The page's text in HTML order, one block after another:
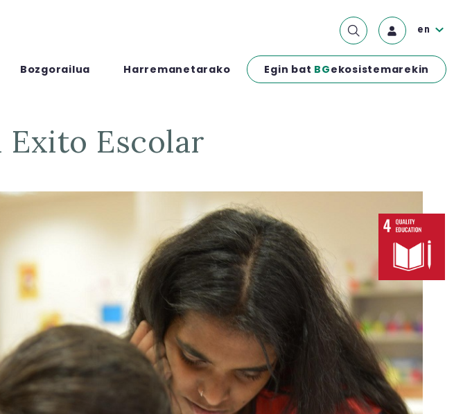
Bozgorailua Harremanetarako Egin bat BGekosistemarekin
en
Exito Escolar